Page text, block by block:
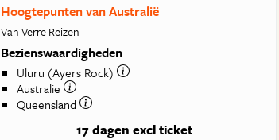
Hoogtepunten van Australië
Van Verre Reizen
Bezienswaardigheden
Uluru (Ayers Rock)
Australie
Queensland
17 dagen excl ticket